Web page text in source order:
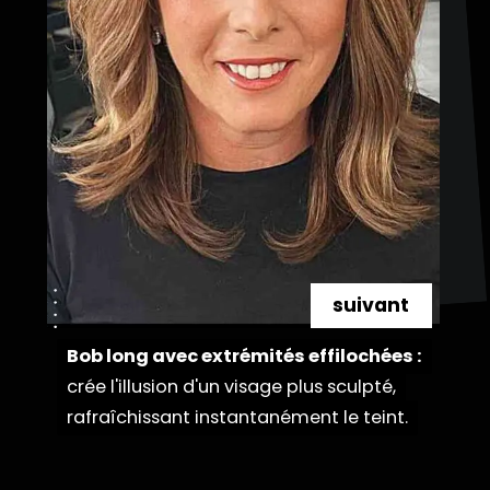
Bob long avec extrémités effilochées :
crée l'illusion d'un visage plus sculpté,
rafraîchissant instantanément le teint.
Bob long avec extrémités effilochées :
crée l'illusion d'un visage plus sculpté,
rafraîchissant instantanément le teint.
suivant